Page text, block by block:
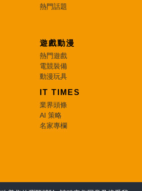
熱門話題
遊戲動漫
熱門遊戲
電競裝備
動漫玩具
IT TIMES
業界頭條
AI 策略
名家專欄